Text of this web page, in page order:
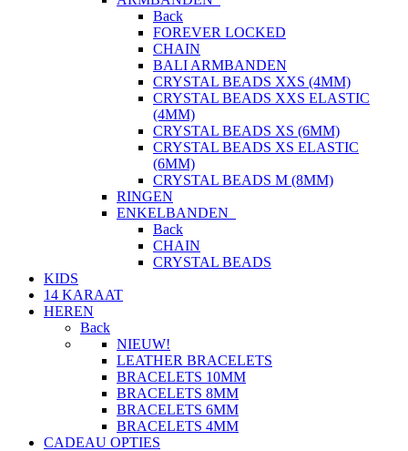
Back
FOREVER LOCKED
CHAIN
BALI ARMBANDEN
CRYSTAL BEADS XXS (4MM)
CRYSTAL BEADS XXS ELASTIC
(4MM)
CRYSTAL BEADS XS (6MM)
CRYSTAL BEADS XS ELASTIC
(6MM)
CRYSTAL BEADS M (8MM)
RINGEN
ENKELBANDEN
Back
CHAIN
CRYSTAL BEADS
KIDS
14 KARAAT
HEREN
Back
NIEUW!
LEATHER BRACELETS
BRACELETS 10MM
BRACELETS 8MM
BRACELETS 6MM
BRACELETS 4MM
CADEAU OPTIES